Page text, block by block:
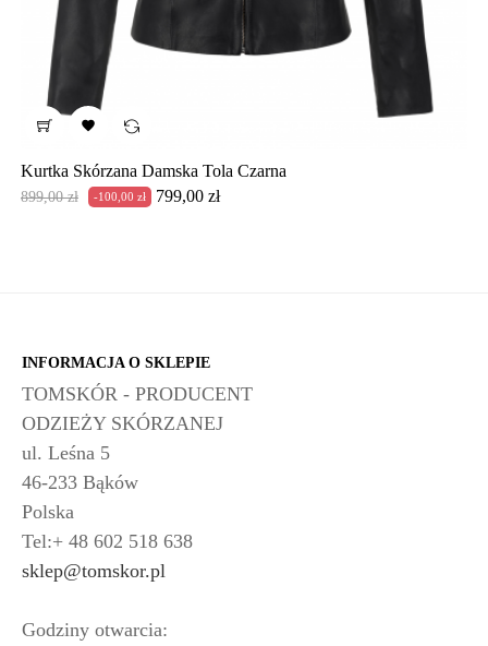

Kurtka Skórzana Damska Tola Czarna
Cena
899,00 zł -100,00 zł Cena
799,00 zł
INFORMACJA O SKLEPIE
TOMSKÓR - PRODUCENT
ODZIEŻY SKÓRZANEJ
ul. Leśna 5
46-233 Bąków
Polska
Tel:+ 48 602 518 638
sklep@tomskor.pl
Godziny otwarcia: